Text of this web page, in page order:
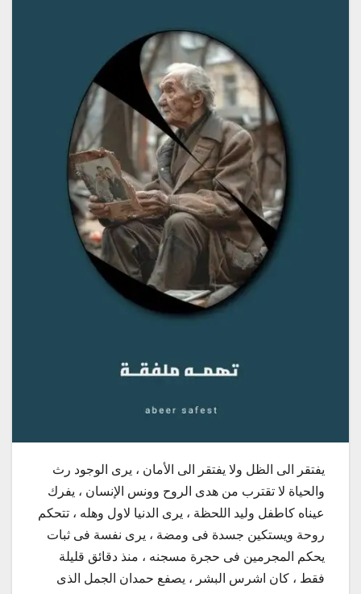
يفتقر الى الظل ولا يفتقر الى الأمان ، يرى الوجود رث
والحياة لا تقترب من هدى الروح وونس الإنسان ، يفرك
عيناه كاطفل وليد اللحظة ، يرى الدنيا لاول وهله ، تتحكم
روحة ويستكين جسدة فى ومضة ، يرى نفسة فى ثبات
يحكم المجرمين فى حجرة مسجنه ، منذ دقائق قليلة
فقط ، كان اشرس البشر ، يصفع حمدان الجمل الذى